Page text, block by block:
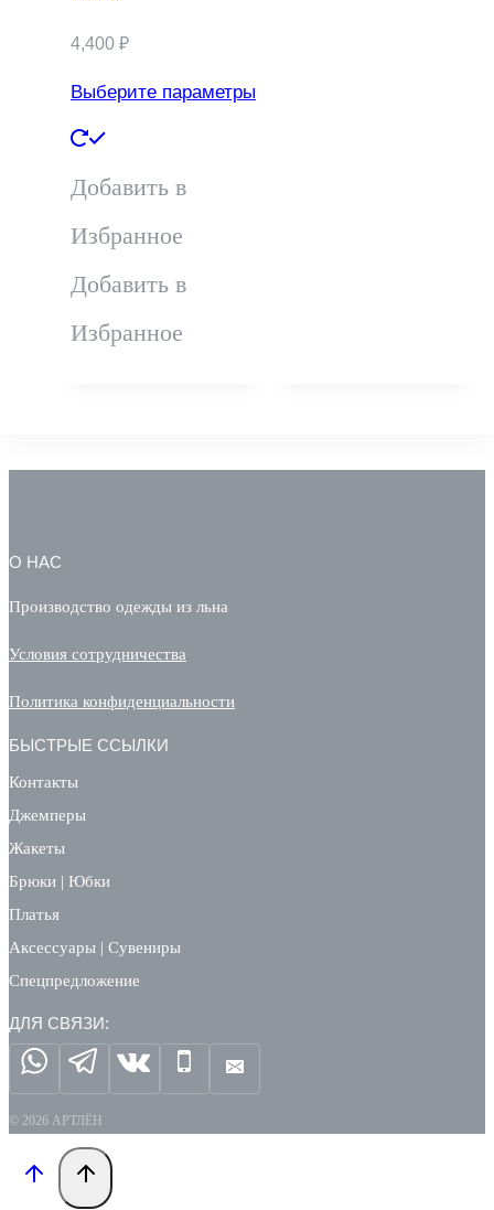
4,400 ₽
Выберите параметры
Этот
товар
имеет
несколько
вариаций.
выбрать
товара.
Добавить в
Избранное
Добавить в
Избранное
О НАС
Производство одежды из льна
Условия сотрудничества
Политика конфиденциальности
БЫСТРЫЕ ССЫЛКИ
Контакты
Джемперы
Жакеты
Брюки | Юбки
Платья
Аксессуары | Сувениры
Спецпредложение
ДЛЯ СВЯЗИ:
© 2026 АРТЛЁН